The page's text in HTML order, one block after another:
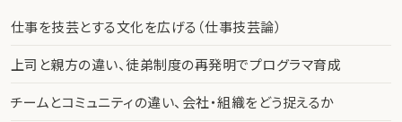
仕事を技芸とする文化を広げる（仕事技芸論）
上司と親方の違い、徒弟制度の再発明でプログラマ育成
チームとコミュニティの違い、会社・組織をどう捉えるか